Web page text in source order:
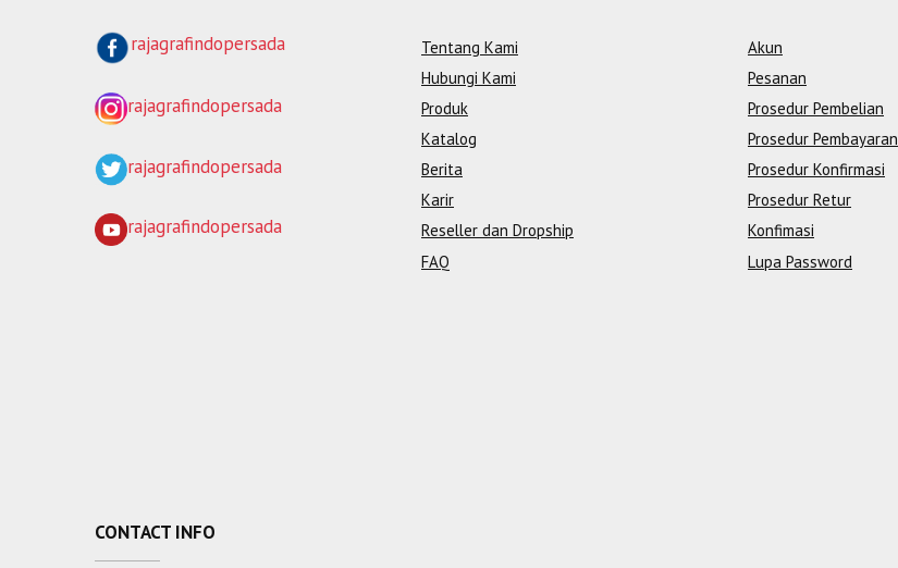
rajagrafindopersada
rajagrafindopersada
rajagrafindopersada
rajagrafindopersada
Tentang Kami
Hubungi Kami
Produk
Katalog
Berita
Karir
Reseller dan Dropship
FAQ
Akun
Pesanan
Prosedur Pembelian
Prosedur Pembayaran
Prosedur Konfirmasi
Prosedur Retur
Konfimasi
Lupa Password
CONTACT INFO